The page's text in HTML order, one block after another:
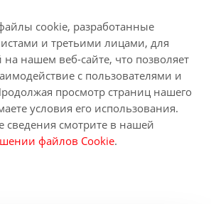
megapack-secr@inbox.ru
2026 Мегапак
являются объектами авторского права (в
копирование, распространение (в том
на другие сайты и ресурсы в Интернете) или
информации и объектов без
правообладателя. Пользуясь сайтом Вы
cookie, разработанные
и третьими лицами, для
нашем веб-сайте, что позволяет
с пользователями и
просмотр страниц нашего
условия его использования.
сведения смотрите в нашей
файлов Cookie.